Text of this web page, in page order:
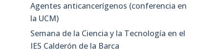
Agentes anticancerígenos (conferencia en
la UCM)
Semana de la Ciencia y la Tecnología en el
IES Calderón de la Barca